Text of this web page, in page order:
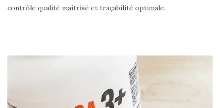
contrôle qualité maîtrisé et traçabilité optimale.